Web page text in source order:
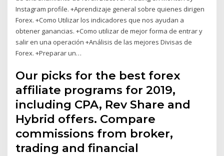
Instagram profile. +Aprendizaje general sobre quienes dirigen
Forex. +Como Utilizar los indicadores que nos ayudan a
obtener ganancias. +Como utilizar de mejor forma de entrar y
salir en una operación +Análisis de las mejores Divisas de
Forex. +Preparar un…
Our picks for the best forex
affiliate programs for 2019,
including CPA, Rev Share and
Hybrid offers. Compare
commissions from broker,
trading and financial